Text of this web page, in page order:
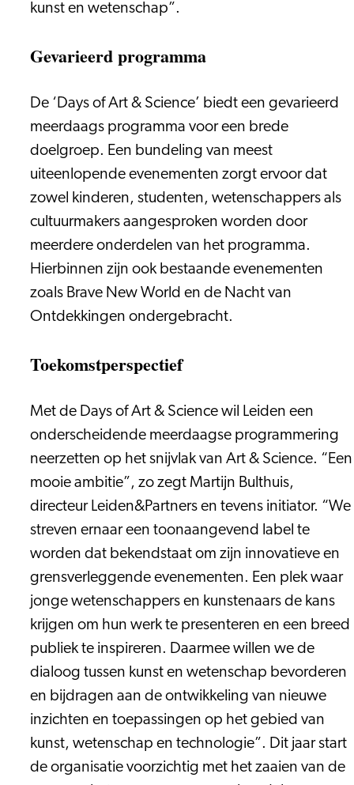
kunst en wetenschap”.
Gevarieerd programma
De ‘Days of Art & Science’ biedt een gevarieerd
meerdaags programma voor een brede
doelgroep. Een bundeling van meest
uiteenlopende evenementen zorgt ervoor dat
zowel kinderen, studenten, wetenschappers als
cultuurmakers aangesproken worden door
meerdere onderdelen van het programma.
Hierbinnen zijn ook bestaande evenementen
zoals Brave New World en de Nacht van
Ontdekkingen ondergebracht.
Toekomstperspectief
Met de Days of Art & Science wil Leiden een
onderscheidende meerdaagse programmering
neerzetten op het snijvlak van Art & Science. “Een
mooie ambitie”, zo zegt Martijn Bulthuis,
directeur Leiden&Partners en tevens initiator. “We
streven ernaar een toonaangevend label te
worden dat bekendstaat om zijn innovatieve en
grensverleggende evenementen. Een plek waar
jonge wetenschappers en kunstenaars de kans
krijgen om hun werk te presenteren en een breed
publiek te inspireren. Daarmee willen we de
dialoog tussen kunst en wetenschap bevorderen
en bijdragen aan de ontwikkeling van nieuwe
inzichten en toepassingen op het gebied van
kunst, wetenschap en technologie”. Dit jaar start
de organisatie voorzichtig met het zaaien van de